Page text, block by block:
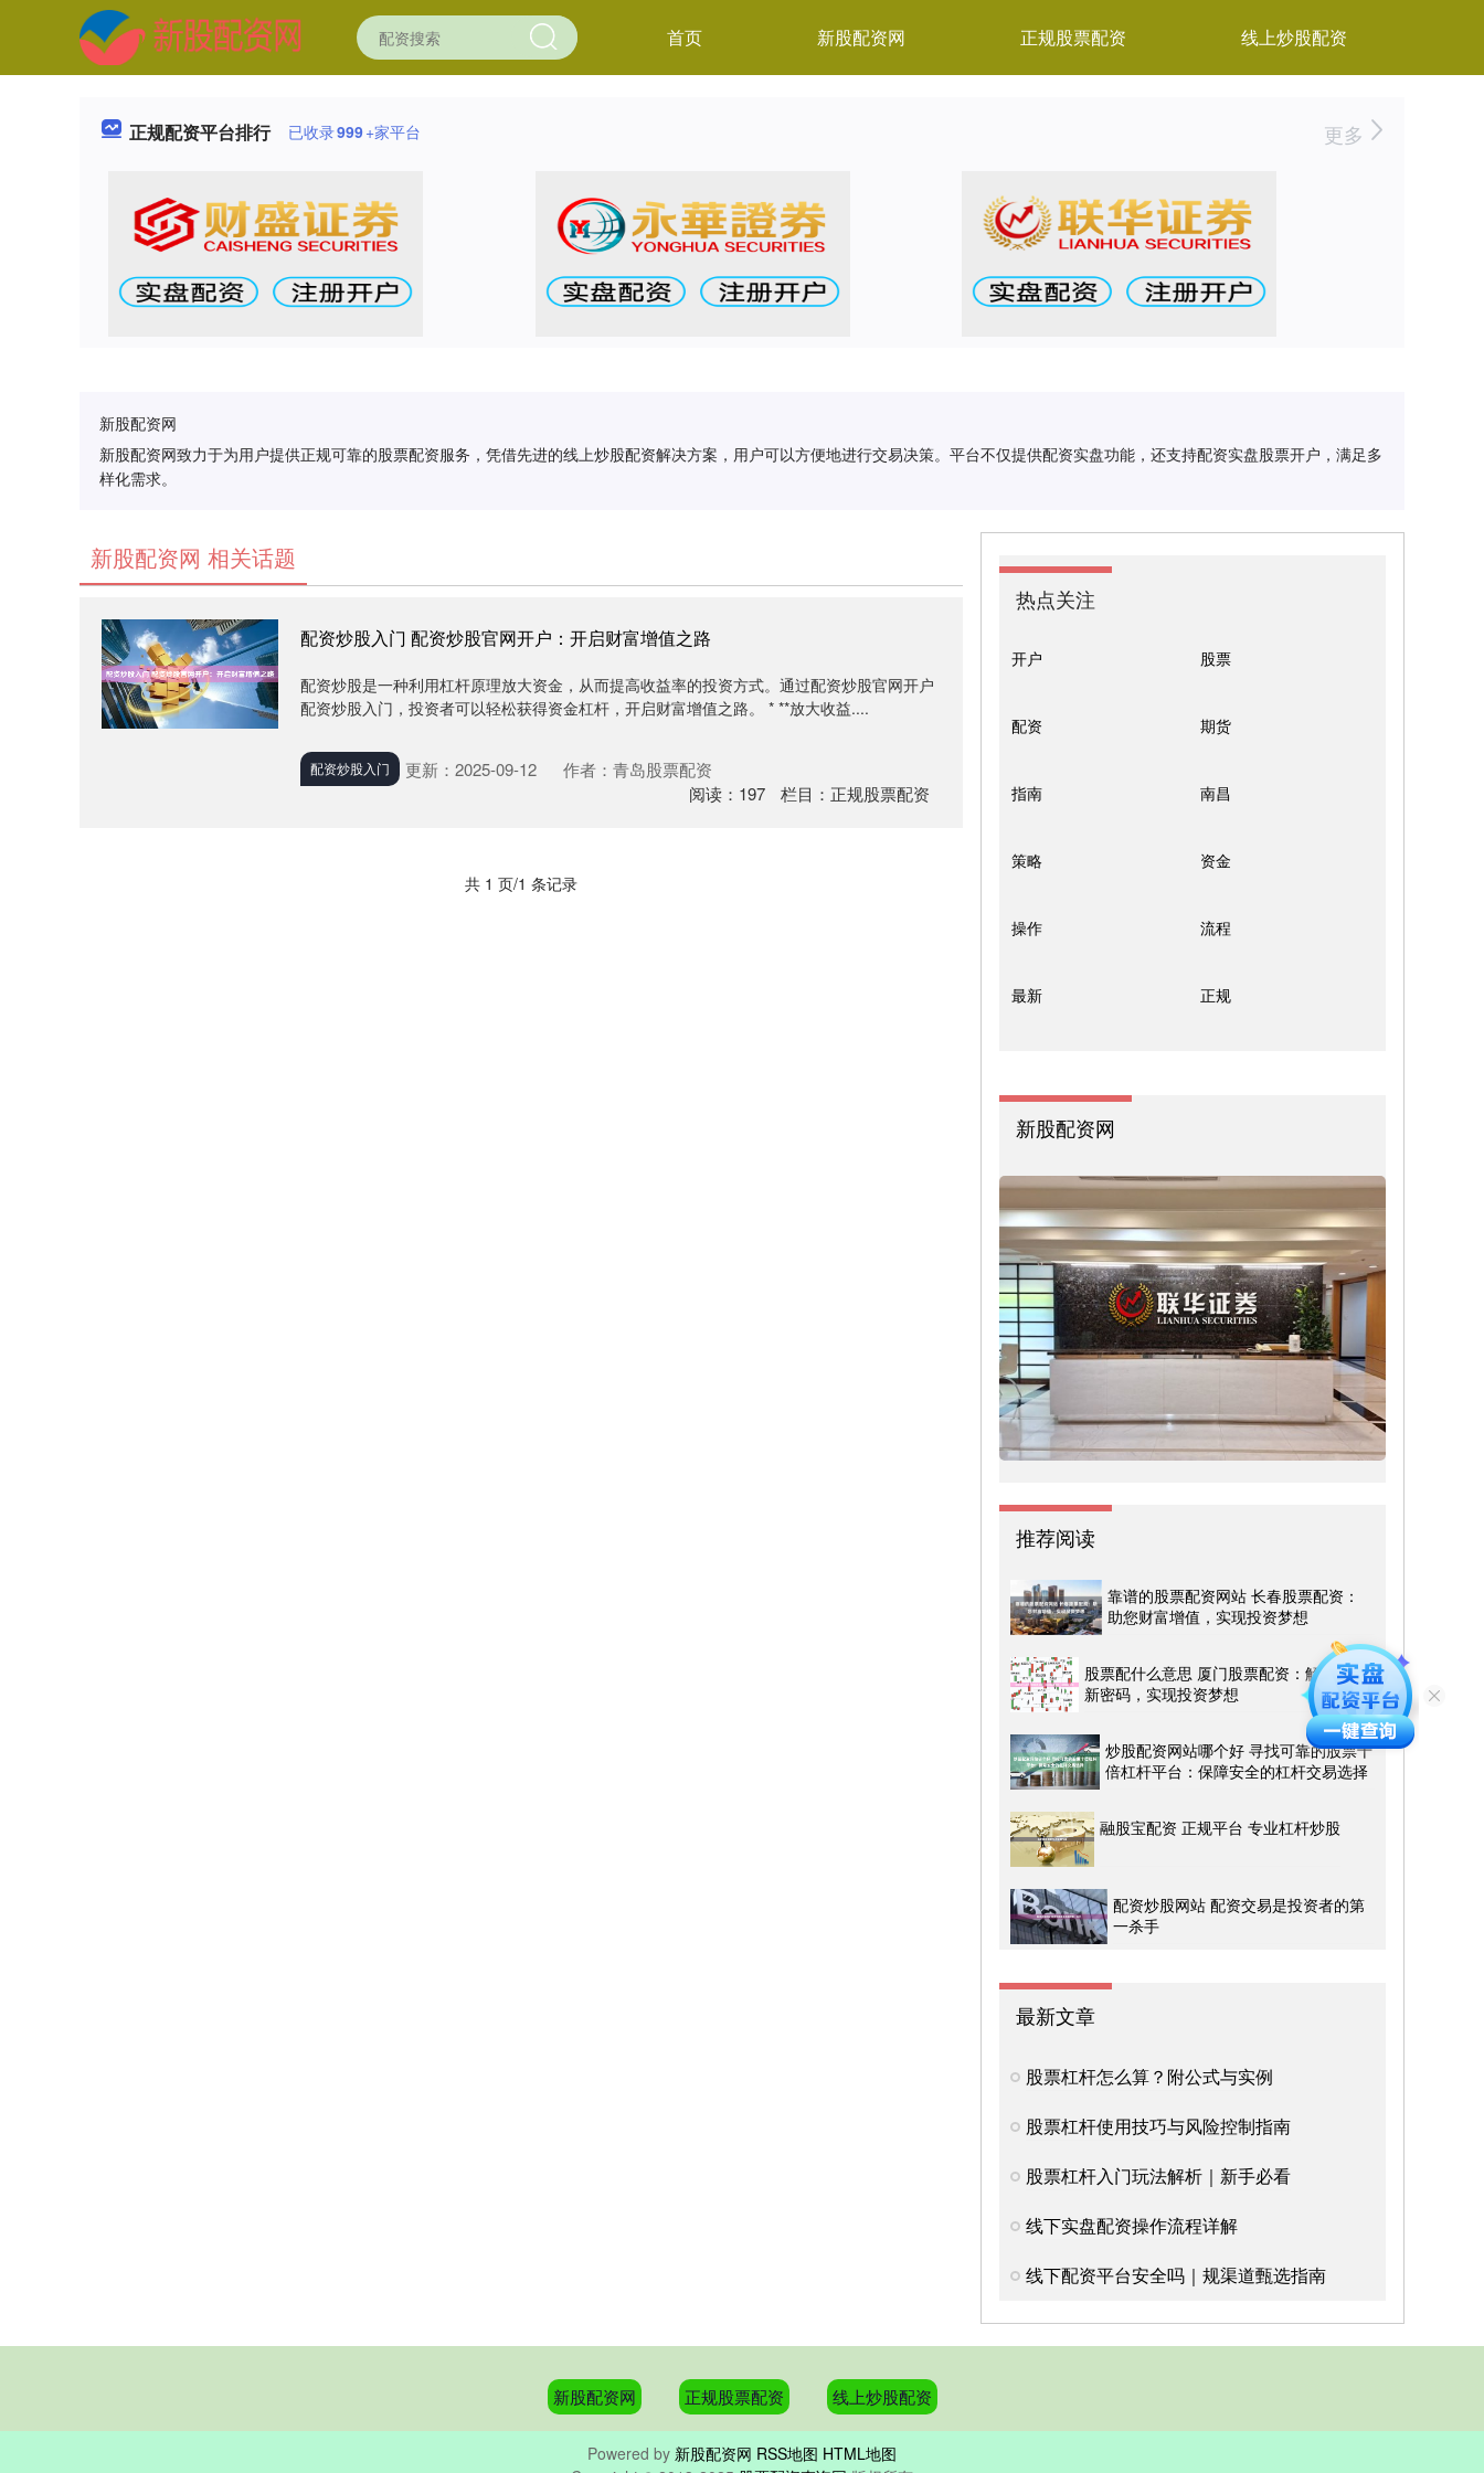
首页 新股配资网 正规股票配资 线上炒股配资
正规配资平台排行 已收录999+家平台 更多
新股配资网
新股配资网致力于为用户提供正规可靠的股票配资服务，凭借先进的线上炒股配资解决方案，用户可以方便地进行交易决策。平台不仅提供配资实盘功能，还支持配资实盘股票开户，满足多
样化需求。
新股配资网 相关话题
配资炒股入门 配资炒股官网开户：开启财富增值之路
配资炒股是一种利用杠杆原理放大资金，从而提高收益率的投资方式。通过配资炒股官网开户
配资炒股入门，投资者可以轻松获得资金杠杆，开启财富增值之路。 * **放大收益....
配资炒股入门 更新：2025-09-12
作者：青岛股票配资
阅读： 197 栏目： 正规股票配资
共 1 页/1 条记录
热点关注
开户 股票
配资 期货
指南 南昌
策略 资金
操作 流程
最新 正规
新股配资网
推荐阅读
靠谱的股票配资网站 长春股票配资：
助您财富增值，实现投资梦想
股票配什么意思 厦门股票配资：解锁财富
新密码，实现投资梦想
炒股配资网站哪个好 寻找可靠的股票十
倍杠杆平台：保障安全的杠杆交易选择
融股宝配资 正规平台 专业杠杆炒股
配资炒股网站 配资交易是投资者的第
一杀手
最新文章
股票杠杆怎么算？附公式与实例
股票杠杆使用技巧与风险控制指南
股票杠杆入门玩法解析｜新手必看
线下实盘配资操作流程详解
线下配资平台安全吗｜规渠道甄选指南
新股配资网 正规股票配资 线上炒股配资
Powered by 新股配资网 RSS地图 HTML地图